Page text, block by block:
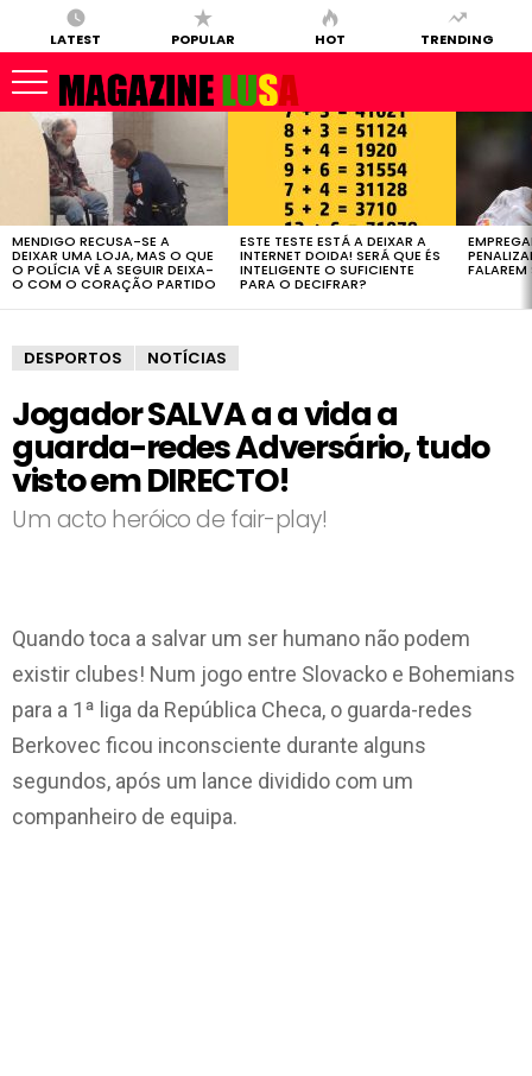
LATEST POPULAR HOT TRENDING
LATEST
STORIES
MENDIGO RECUSA-SE A
DEIXAR UMA LOJA, MAS O QUE
O POLÍCIA VÊ A SEGUIR DEIXA-
O COM O CORAÇÃO PARTIDO
ESTE TESTE ESTÁ A DEIXAR A
INTERNET DOIDA! SERÁ QUE ÉS
INTELIGENTE O SUFICIENTE
PARA O DECIFRAR?
FALAREM
DESPORTOS NOTÍCIAS
Jogador SALVA a a vida a
guarda-redes Adversário, tudo
visto em DIRECTO!
Um acto heróico de fair-play!
Quando toca a salvar um ser humano não podem
existir clubes! Num jogo entre Slovacko e Bohemians
para a 1ª liga da República Checa, o guarda-redes
Berkovec ficou inconsciente durante alguns
segundos, após um lance dividido com um
companheiro de equipa.